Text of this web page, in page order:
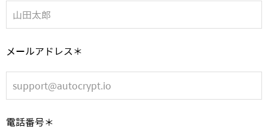
メールアドレス＊
電話番号＊